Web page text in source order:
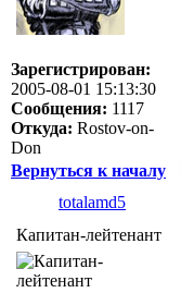
Зарегистрирован:
2005-08-01 15:13:30
Сообщения: 1117
Откуда: Rostov-on-
Don
Вернуться к началу
totalamd5
Капитан-лейтенант